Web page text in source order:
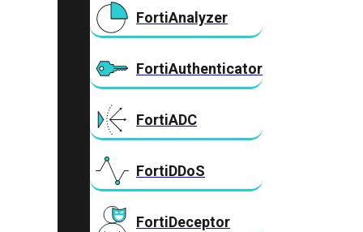
FortiAnalyzer
FortiAuthenticator
FortiADC
FortiDDoS
FortiDeceptor